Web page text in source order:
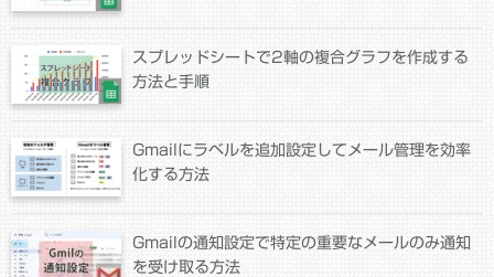
スプレッドシートで2軸の複合グラフを作成する
方法と手順
Gmailにラベルを追加設定してメール管理を効率
化する方法
Gmailの通知設定で特定の重要なメールのみ通知
を受け取る方法